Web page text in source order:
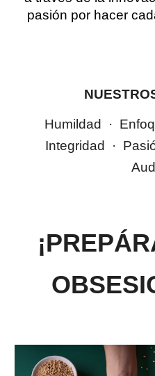
pasión por hacer
Humildad ·
Integridad ·